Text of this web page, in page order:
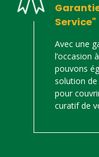
Service"
Avec une
l’occasion
pouvons
solution de
pour
curatif de